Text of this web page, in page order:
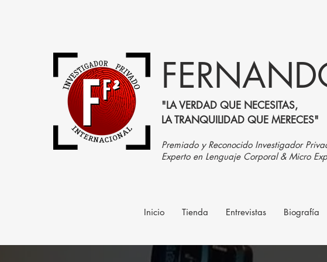
"LA VERDAD QUE NECESITAS,
LA TRANQUILIDAD QUE MERECES"
Premiado y Reconocido Investigador
Experto en Lenguaje Corporal & Micro
Inicio Tienda Entrevistas Biografía